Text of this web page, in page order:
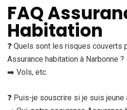
FAQ
Habitation
❓ Quels sont les risques couverts
Assurance habitation à Narbonne ?
➡️ Vols, etc.
❓ Puis-je souscrire si je suis jeune